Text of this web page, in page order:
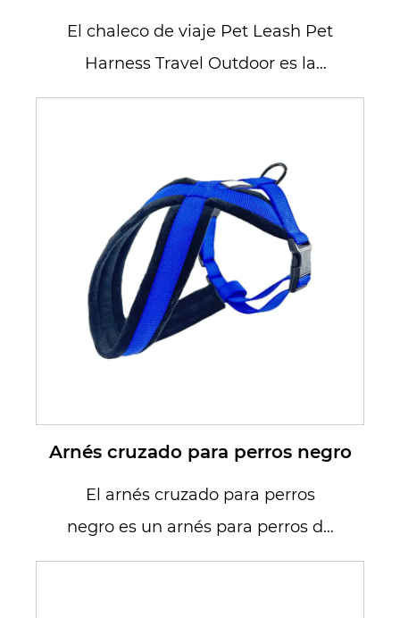
El chaleco de viaje Pet Leash Pet
Harness Travel Outdoor es la
solución definitiva para los dueño...
Arnés cruzado para perros negro
El arnés cruzado para perros
negro es un arnés para perros de
alta calidad diseñado